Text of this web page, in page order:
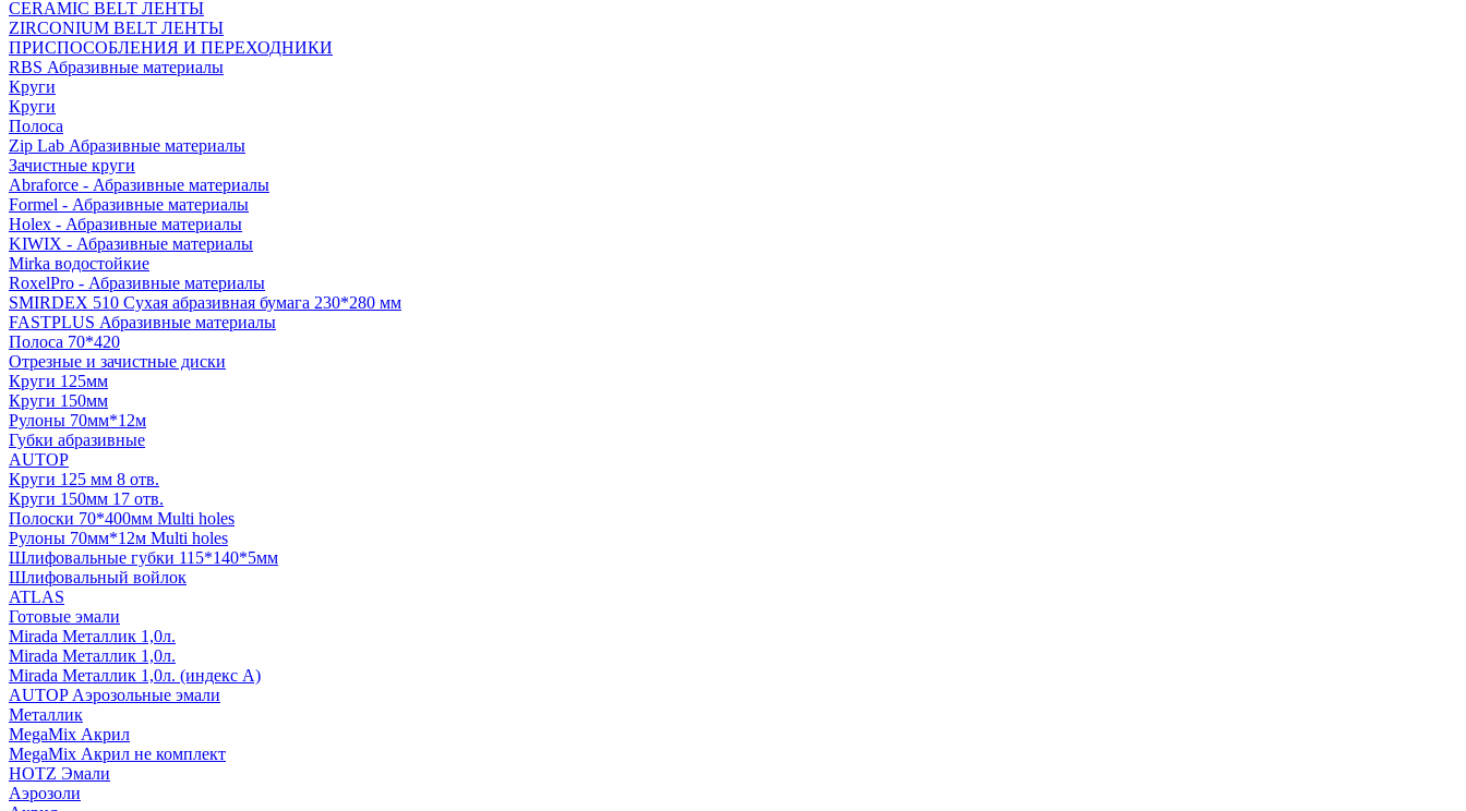
CERAMIC BELT ЛЕНТЫ
ZIRCONIUM BELT ЛЕНТЫ
ПРИСПОСОБЛЕНИЯ И ПЕРЕХОДНИКИ
RBS Абразивные материалы
Круги
Круги
Полоса
Zip Lab Абразивные материалы
Зачистные круги
Abraforce - Абразивные материалы
Formel - Абразивные материалы
Holex - Абразивные материалы
KIWIX - Абразивные материалы
Mirka водостойкие
RoxelPro - Абразивные материалы
SMIRDEX 510 Сухая абразивная бумага 230*280 мм
FASTPLUS Абразивные материалы
Полоса 70*420
Отрезные и зачистные диски
Круги 125мм
Круги 150мм
Рулоны 70мм*12м
Губки абразивные
AUTOP
Круги 125 мм 8 отв.
Круги 150мм 17 отв.
Полоски 70*400мм Multi holes
Рулоны 70мм*12м Multi holes
Шлифовальные губки 115*140*5мм
Шлифовальный войлок
ATLAS
Готовые эмали
Mirada Металлик 1,0л.
Mirada Металлик 1,0л.
Mirada Металлик 1,0л. (индекс А)
AUTOP Аэрозольные эмали
Металлик
MegaMix Акрил
MegaMix Акрил не комплект
HOTZ Эмали
Аэрозоли